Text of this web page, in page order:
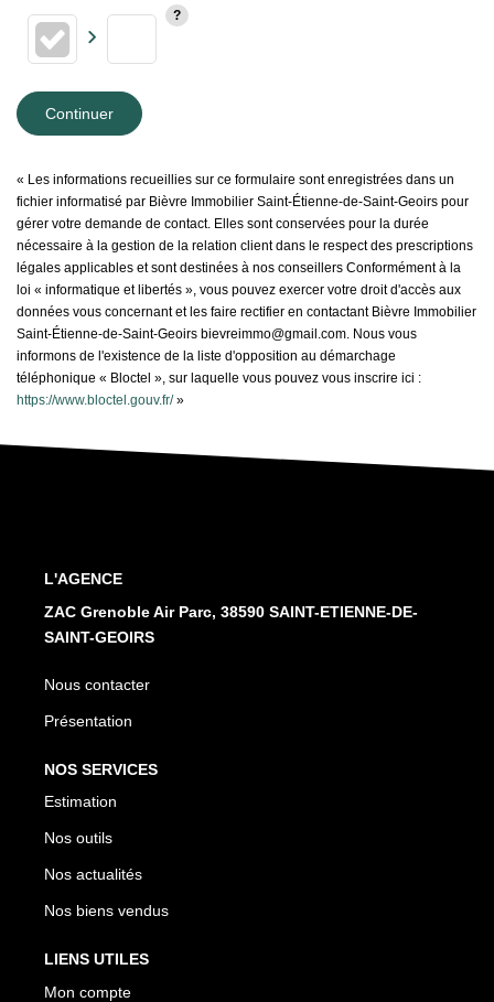
Continuer
« Les informations recueillies sur ce formulaire sont enregistrées dans un
fichier informatisé par Bièvre Immobilier Saint-Étienne-de-Saint-Geoirs pour
gérer votre demande de contact. Elles sont conservées pour la durée
nécessaire à la gestion de la relation client dans le respect des prescriptions
légales applicables et sont destinées à nos conseillers Conformément à la
loi « informatique et libertés », vous pouvez exercer votre droit d'accès aux
données vous concernant et les faire rectifier en contactant Bièvre Immobilier
Saint-Étienne-de-Saint-Geoirs bievreimmo@gmail.com. Nous vous
informons de l'existence de la liste d'opposition au démarchage
téléphonique « Bloctel », sur laquelle vous pouvez vous inscrire ici :
https://www.bloctel.gouv.fr/»
L'AGENCE
ZAC Grenoble Air Parc, 38590 SAINT-ETIENNE-DE-
SAINT-GEOIRS
Nous contacter
Présentation
NOS SERVICES
Estimation
Nos outils
Nos actualités
Nos biens vendus
LIENS UTILES
Mon compte